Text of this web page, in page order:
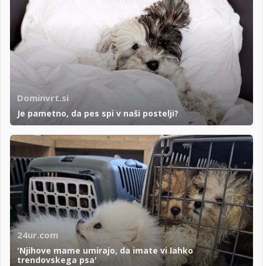
Dominvrt.si
Je pametno, da pes spi v naši postelji?
24ur.com
'Njihove mame umirajo, da imate vi lahko
trendovskega psa'